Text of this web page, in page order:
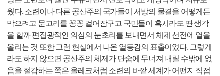
웠다. 소련이나 다른 공산주의 국가들이 서방의 물결을 어떻게든
막으려고 문고리를 꽁꽁 걸어잠구고 국민들이 혹시라도 딴 생각
을 할까 편집광적인 의심의 눈초리를 보내면서 체제 선전에 열을
올리는 것 또한 그런 현실에서 나온 열등감의 표출이었다. 그렇게
라도 하지 않으면 공산주의 체제가 단숨에 무너져 내릴 수밖에 없
음을 절감하는 쪽은 올레크처럼 소련의 바깥 세계가 어떤지 직접